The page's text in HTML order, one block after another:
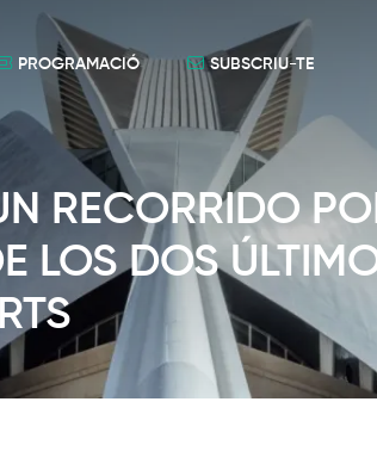
SUBSCRIU-TE
PROGRAMACIÓ
RECORRIDO
LOS DOS